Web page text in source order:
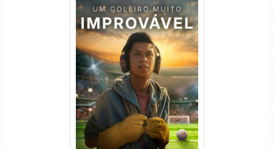
Um Goleiro Muito Improvável
Torrent (2026) WEB-DL 1080p
Dual Áudio